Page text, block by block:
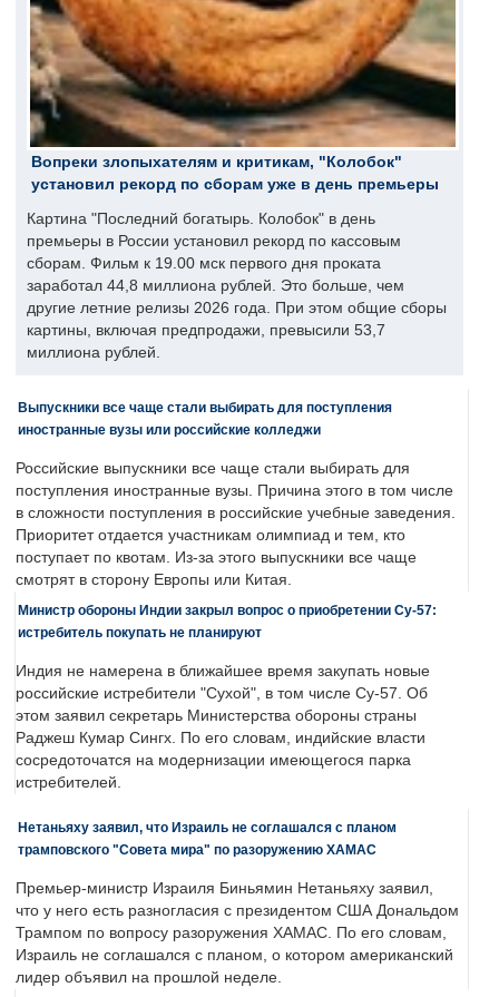
Вопреки злопыхателям и критикам, "Колобок"
установил рекорд по сборам уже в день премьеры
Картина "Последний богатырь. Колобок" в день
премьеры в России установил рекорд по кассовым
сборам. Фильм к 19.00 мск первого дня проката
заработал 44,8 миллиона рублей. Это больше, чем
другие летние релизы 2026 года. При этом общие сборы
картины, включая предпродажи, превысили 53,7
миллиона рублей.
Выпускники все чаще стали выбирать для поступления
иностранные вузы или российские колледжи
Российские выпускники все чаще стали выбирать для
поступления иностранные вузы. Причина этого в том числе
в сложности поступления в российские учебные заведения.
Приоритет отдается участникам олимпиад и тем, кто
поступает по квотам. Из-за этого выпускники все чаще
смотрят в сторону Европы или Китая.
Министр обороны Индии закрыл вопрос о приобретении Су-57:
истребитель покупать не планируют
Индия не намерена в ближайшее время закупать новые
российские истребители "Сухой", в том числе Су-57. Об
этом заявил секретарь Министерства обороны страны
Раджеш Кумар Сингх. По его словам, индийские власти
сосредоточатся на модернизации имеющегося парка
истребителей.
Нетаньяху заявил, что Израиль не соглашался с планом
трамповского "Совета мира" по разоружению ХАМАС
Премьер-министр Израиля Биньямин Нетаньяху заявил,
что у него есть разногласия с президентом США Дональдом
Трампом по вопросу разоружения ХАМАС. По его словам,
Израиль не соглашался с планом, о котором американский
лидер объявил на прошлой неделе.